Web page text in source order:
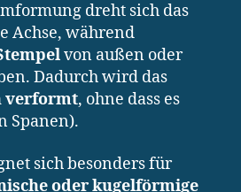
dreht sich das
Achse, während
von außen oder
Dadurch wird das
verformt, ohne dass es
Spanen).
sich besonders für
oder kugelförmige